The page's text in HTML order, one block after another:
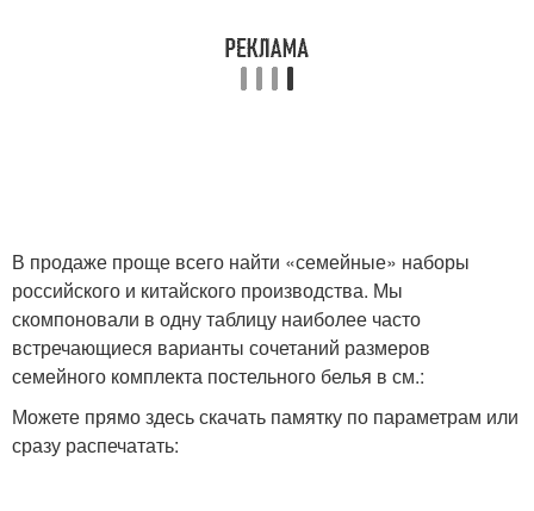
В продаже проще всего найти «семейные» наборы
российского и китайского производства. Мы
скомпоновали в одну таблицу наиболее часто
встречающиеся варианты сочетаний размеров
семейного комплекта постельного белья в см.:
Можете прямо здесь скачать памятку по параметрам или
сразу распечатать: